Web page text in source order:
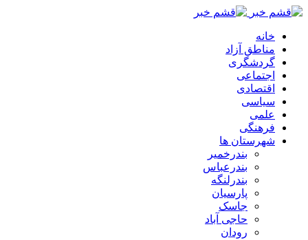
خانه
مناطق آزاد
گردشگری
اجتماعی
اقتصادی
سیاسی
علمی
فرهنگی
شهرستان ها
بندرخمیر
بندرعباس
بندرلنگه
پارسیان
جاسک
حاجی آباد
رودان